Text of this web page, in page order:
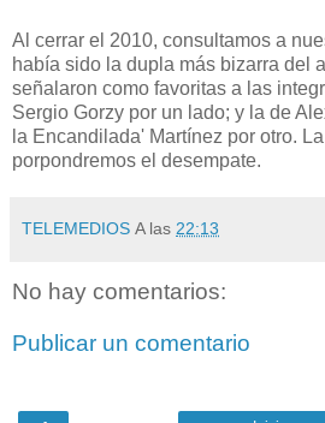
Al cerrar el 2010, consultamos a
había sido la dupla más bizarra del
señalaron como favoritas a las
Sergio Gorzy por un lado; y la de
la Encandilada' Martínez por otro.
porpondremos el desempate.
TELEMEDIOS A las 22:13
No hay comentarios:
Publicar un comentario